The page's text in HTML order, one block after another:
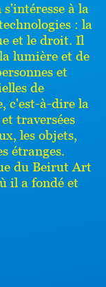
s'intéresse à la
: la
et le droit. Il
lumière et de
et
de
c'est-à-dire la
traversées
les objets,
étranges.
du Beirut Art
il a fondé et